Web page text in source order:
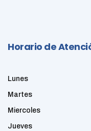
Horario de
Lunes
Martes
Miercoles
Jueves